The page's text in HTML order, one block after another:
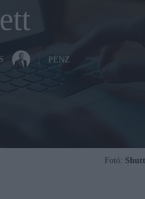
PÉNZ
Fotó: